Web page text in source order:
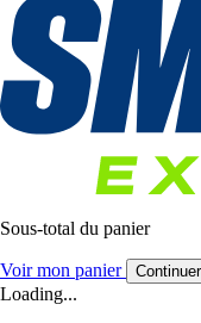
Sous-total du panier
Voir mon panier
Loading...